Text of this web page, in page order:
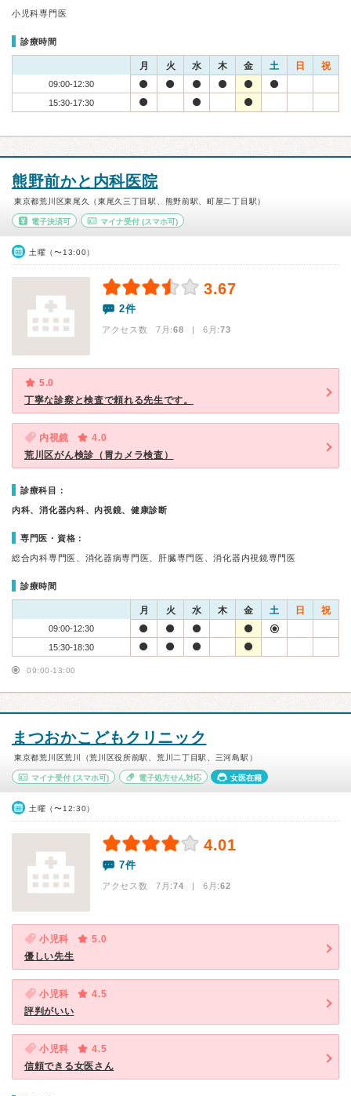
小児科専門医
診療時間
月 火 水 木 金 土 日 祝
09:00-12:30
15:30-17:30
熊野前かと内科医院
東京都荒川区東尾久（東尾久三丁目駅、熊野前駅、町屋二丁目駅）
電子決済可 マイナ受付(スマホ可)
土曜（〜13:00）
3.67
2件
アクセス数 7月:68 | 6月:73
5.0
丁寧な診察と検査で頼れる先生です。
内視鏡
4.0
荒川区がん検診（胃カメラ検査）
診療科目：
内科、消化器内科、内視鏡、健康診断
専門医・資格：
総合内科専門医、消化器病専門医、肝臓専門医、消化器内視鏡専門医
診療時間
月 火 水 木 金 土 日 祝
09:00-12:30
15:30-18:30
09:00-13:00
まつおかこどもクリニック
東京都荒川区荒川（荒川区役所前駅、荒川二丁目駅、三河島駅）
マイナ受付 (スマホ可) 電子処方せん対応 女医在籍
土曜（〜12:30）
4.01
7件
アクセス数 7月:74 | 6月:62
小児科
5.0
優しい先生
小児科
4.5
評判がいい
小児科
4.5
信頼できる女医さん